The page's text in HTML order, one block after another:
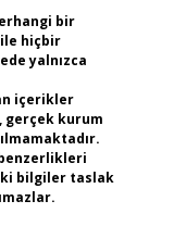
bir
hiçbir
yalnızca
içerikler
gerçek kurum
bilgiler taslak